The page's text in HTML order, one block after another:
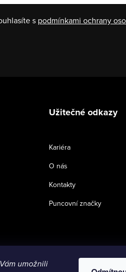
umožnili
s podmínkami ochrany
Užitečné odkazy
Kariéra
O nás
Kontakty
Puncovní značky